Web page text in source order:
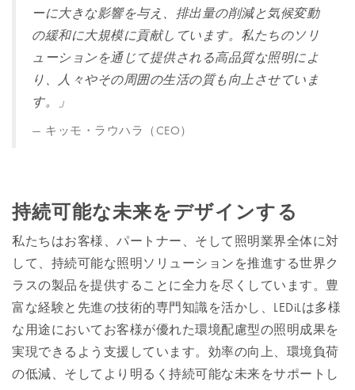
ーに大きな影響を与え、排出量の削減と気候変動
の緩和に大規模に貢献しています。私たちのソリ
ューションを通じて提供される高品質な照明によ
り、人々やその周囲の生活の質も向上させていま
す。」
キッモ・ラウハラ（CEO）
持続可能な未来をデザインする
私たちはお客様、パートナー、そして照明業界全体に対
して、持続可能な照明ソリューションを推進する世界ク
ラスの製品を提供することに全力を尽くしています。豊
富な経験と先進の技術的専門知識を活かし、LEDiLは多様
な用途においてお客様が優れた環境配慮型の照明成果を
実現できるよう支援しています。効率の向上、環境負荷
の低減、そしてより明るく持続可能な未来をサポートし